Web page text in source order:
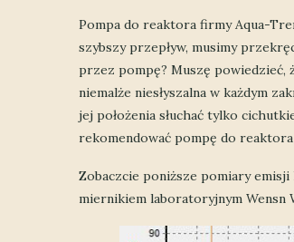
Pompa do reaktora firmy Aqua-
szybszy przepływ, musimy
przez pompę? Muszę powiedzieć,
niemalże niesłyszalna w każdym
jej położenia słuchać tylko
rekomendować pompę do
Zobaczcie poniższe pomiary
miernikiem laboratoryjnym Wensn